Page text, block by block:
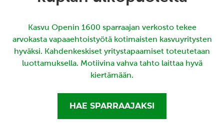
Kasvu Openin 1600 sparraajan verkosto tekee
arvokasta vapaaehtoistyötä kotimaisten kasvuyritysten
hyväksi. Kahdenkeskiset yritystapaamiset toteutetaan
luottamuksella. Motiivina vahva tahto laittaa hyvä
kiertämään.
HAE SPARRAAJAKSI